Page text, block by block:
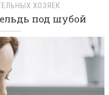
ХОЗЯЕК
под шубой